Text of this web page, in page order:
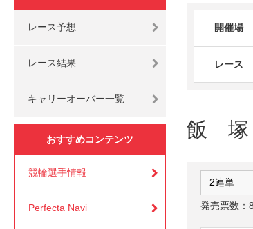
レース予想
レース結果
キャリーオーバー一覧
おすすめコンテンツ
競輪選手情報
Perfecta Navi
開催場
レース
飯 塚
発売票数：